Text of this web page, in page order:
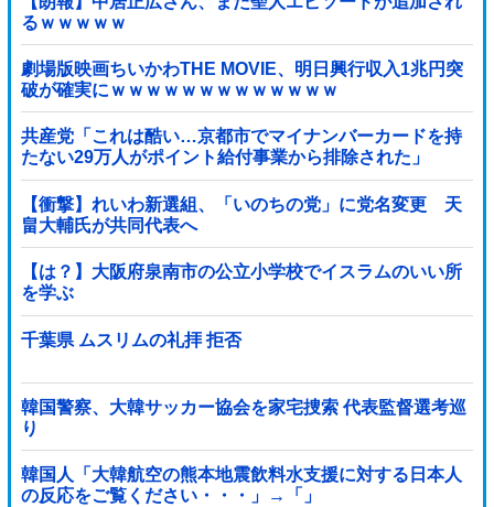
るｗｗｗｗｗ
劇場版映画ちいかわTHE MOVIE、明日興行収入1兆円突
破が確実にｗｗｗｗｗｗｗｗｗｗｗｗｗ
共産党「これは酷い…京都市でマイナンバーカードを持
たない29万人がポイント給付事業から排除された」
【衝撃】れいわ新選組、「いのちの党」に党名変更 天
畠大輔氏が共同代表へ
【は？】大阪府泉南市の公立小学校でイスラムのいい所
を学ぶ
千葉県 ムスリムの礼拝 拒否
韓国警察、大韓サッカー協会を家宅捜索 代表監督選考巡
り
韓国人「大韓航空の熊本地震飲料水支援に対する日本人
の反応をご覧ください・・・」→「」